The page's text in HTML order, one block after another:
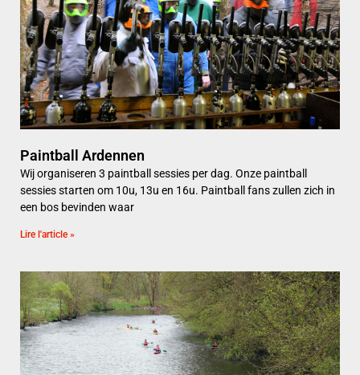
Paintball Ardennen
Wij organiseren 3 paintball sessies per dag. Onze paintball
sessies starten om 10u, 13u en 16u. Paintball fans zullen zich in
een bos bevinden waar
Lire l'article »